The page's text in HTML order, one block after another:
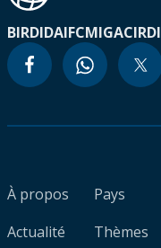
BIRDIDAIFCMIGACIRDI
À propos
Actualité
Pays
Thèmes